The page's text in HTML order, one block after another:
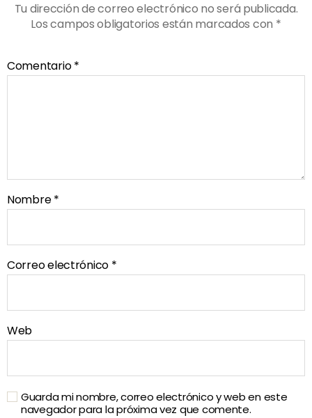
Tu dirección de correo electrónico no será publicada.
Los campos obligatorios están marcados con *
Comentario*
Nombre*
Correo electrónico *
Web
Guarda mi nombre, correo electrónico y web en este
navegador para la próxima vez que comente.